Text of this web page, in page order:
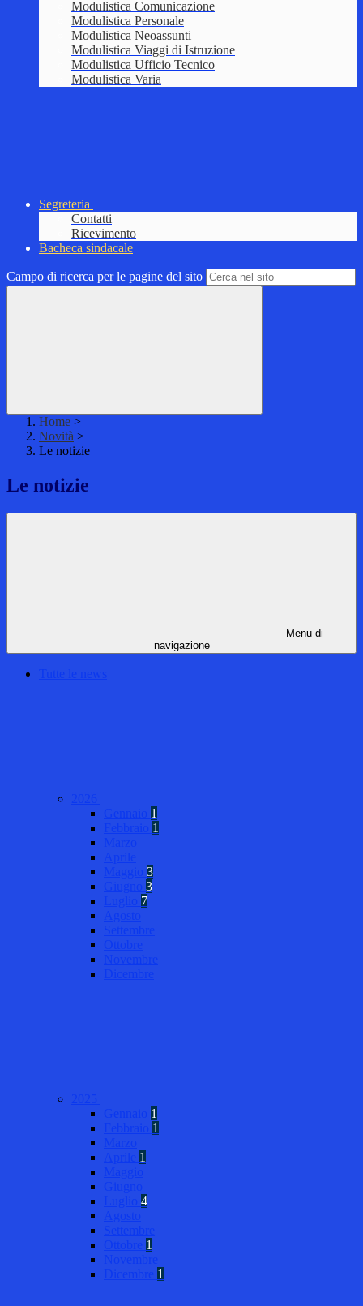
Modulistica Comunicazione
Modulistica Personale
Modulistica Neoassunti
Modulistica Viaggi di Istruzione
Modulistica Ufficio Tecnico
Modulistica Varia
Segreteria
Contatti
Ricevimento
Bacheca sindacale
Campo di ricerca per le pagine del sito
Home >
Novità >
Le notizie
Le notizie
Menu di
navigazione
Tutte le news
2026
Gennaio 1
Febbraio 1
Marzo
Aprile
Maggio 3
Giugno 3
Luglio 7
Agosto
Settembre
Ottobre
Novembre
Dicembre
Gennaio 1
Febbraio 1
Marzo
Aprile 1
Maggio
Giugno
Luglio 4
Agosto
Settembre
Ottobre 1
Novembre
Dicembre 1